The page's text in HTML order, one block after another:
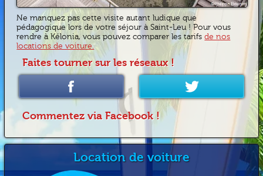
Ne manquez pas cette visite autant ludique que
pédagogique lors de votre séjour à Saint-Leu ! Pour vous
rendre à Kélonia, vous pouvez comparer les tarifsde nos
locations de voiture.
Faites tourner sur les réseaux !
Commentez via Facebook !
Location de voiture